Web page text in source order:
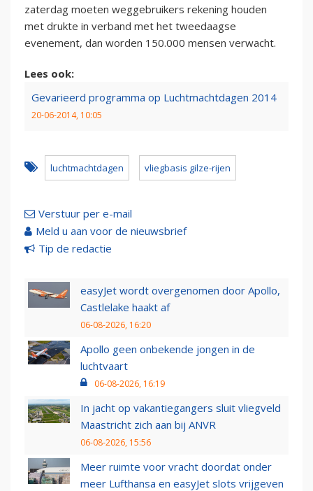
zaterdag moeten weggebruikers rekening houden
met drukte in verband met het tweedaagse
evenement, dan worden 150.000 mensen verwacht.
Lees ook:
Gevarieerd programma op Luchtmachtdagen 2014
20-06-2014, 10:05
luchtmachtdagen vliegbasis gilze-rijen
Verstuur per e-mail
Meld u aan voor de nieuwsbrief
Tip de redactie
easyJet wordt overgenomen door Apollo,
Castlelake haakt af
06-08-2026, 16:20
Apollo geen onbekende jongen in de
luchtvaart
06-08-2026, 16:19
In jacht op vakantiegangers sluit vliegveld
Maastricht zich aan bij ANVR
06-08-2026, 15:56
Meer ruimte voor vracht doordat onder
meer Lufthansa en easyJet slots vrijgeven